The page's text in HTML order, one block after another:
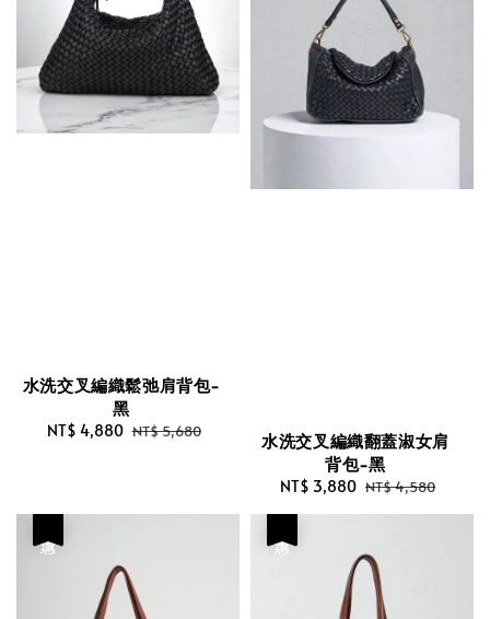
水洗交叉編織鬆弛肩背包-
黑
Sale
NT$ 4,880 Regular
NT$ 5,680
水洗交叉編織翻蓋淑女肩
背包-黑
Sale
NT$ 3,880 Regular
NT$ 4,580